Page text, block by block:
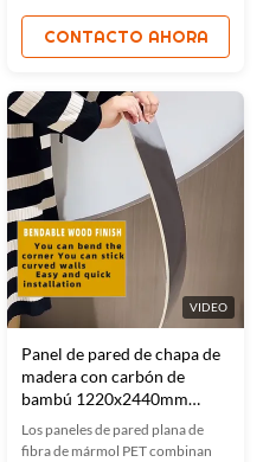
de pared combina carbón de
bambú ecológico con espejo de
PET para un acabado moderno y
es ideal para hoteles, oficinas y
hogares. Tamaños y colores
personalizados disponibles.
Certificado ISO9001 para
garantizar la calidad.
CONTACTO AHORA
VIDEO
Panel de pared de chapa de
madera con carbón de
bambú 1220x2440mm
Color personalizado
Los paneles de pared plana de
fibra de mármol PET combinan